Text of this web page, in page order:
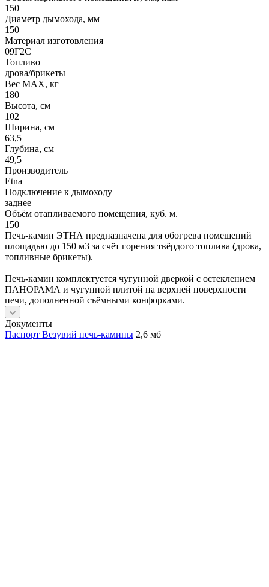
150
Диаметр дымохода, мм
150
Материал изготовления
09Г2С
Топливо
дрова/брикеты
Вес МАХ, кг
180
Высота, см
102
Ширина, см
63,5
Глубина, см
49,5
Производитель
Etna
Подключение к дымоходу
заднее
Объём отапливаемого помещения, куб. м.
150
Печь-камин ЭТНА предназначена для обогрева помещений
площадью до 150 м3 за счёт горения твёрдого топлива (дрова,
топливные брикеты).
Печь-камин комплектуется чугунной дверкой с остеклением
ПАНОРАМА и чугунной плитой на верхней поверхности
печи, дополненной съёмными конфорками.
Документы
Паспорт Везувий печь-камины 2,6 мб